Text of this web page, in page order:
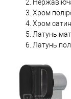
Хром
Хром сатин
Латунь
Латунь